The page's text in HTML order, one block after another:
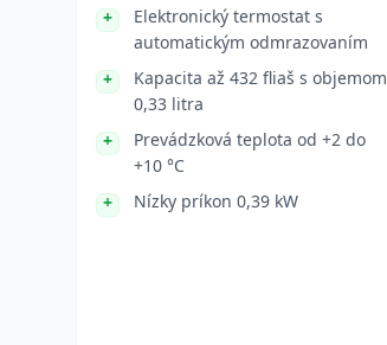
Elektronický termostat s
automatickým odmrazovaním
Kapacita až 432 fliaš s objemom
0,33 litra
Prevádzková teplota od +2 do
+10 °C
Nízky príkon 0,39 kW